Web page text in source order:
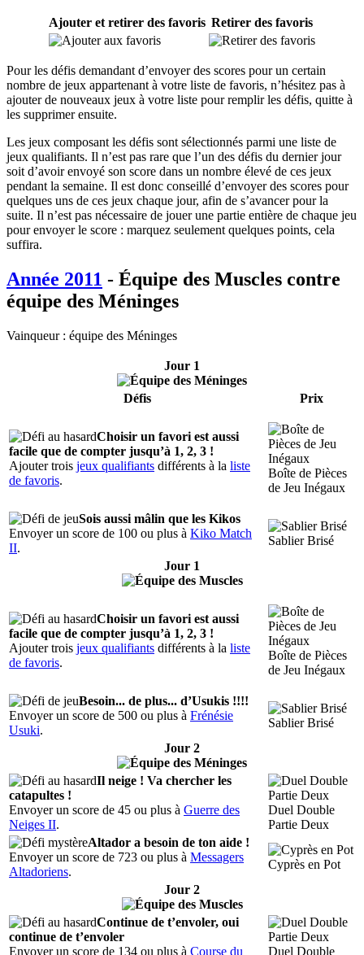
Ajouter et retirer des favoris Retirer des favoris
Pour les défis demandant d’envoyer des scores pour un certain
nombre de jeux appartenant à votre liste de favoris, n’hésitez pas à
ajouter de nouveaux jeux à votre liste pour remplir les défis, quitte à
les supprimer ensuite.
Les jeux composant les défis sont sélectionnés parmi une liste de
jeux qualifiants. Il n’est pas rare que l’un des défis du dernier jour
soit d’avoir envoyé son score dans un nombre élevé de ces jeux
pendant la semaine. Il est donc conseillé d’envoyer des scores pour
quelques uns de ces jeux chaque jour, afin de s’avancer pour la
suite. Il n’est pas nécessaire de jouer une partie entière de chaque jeu
pour envoyer le score : marquez seulement quelques points, cela
suffira.
Année 2011 - Équipe des Muscles contre
équipe des Méninges
Vainqueur : équipe des Méninges
Jour 1
Défis Prix
Choisir un favori est aussi
facile que de compter jusqu’à 1, 2, 3 !
Ajouter trois jeux qualifiants différents à la liste
de favoris.
Boîte de Pièces
de Jeu Inégaux
Sois aussi mâlin que les Kikos
Envoyer un score de 100 ou plus à Kiko Match
II.
Sablier Brisé
Jour 1
Choisir un favori est aussi
facile que de compter jusqu’à 1, 2, 3 !
Ajouter trois jeux qualifiants différents à la liste
de favoris.
Boîte de Pièces
de Jeu Inégaux
Besoin... de plus... d’Usukis !!!!
Envoyer un score de 500 ou plus à Frénésie
Usuki.
Sablier Brisé
Jour 2
Il neige ! Va chercher les
catapultes !
Envoyer un score de 45 ou plus à Guerre des
Neiges II.
Duel Double
Partie Deux
Altador a besoin de ton aide !
Envoyer un score de 723 ou plus à Messagers
Altadoriens.
Cyprès en Pot
Jour 2
Continue de t’envoler, oui
continue de t’envoler
Envoyer un score de 134 ou plus à Course du Duel Double